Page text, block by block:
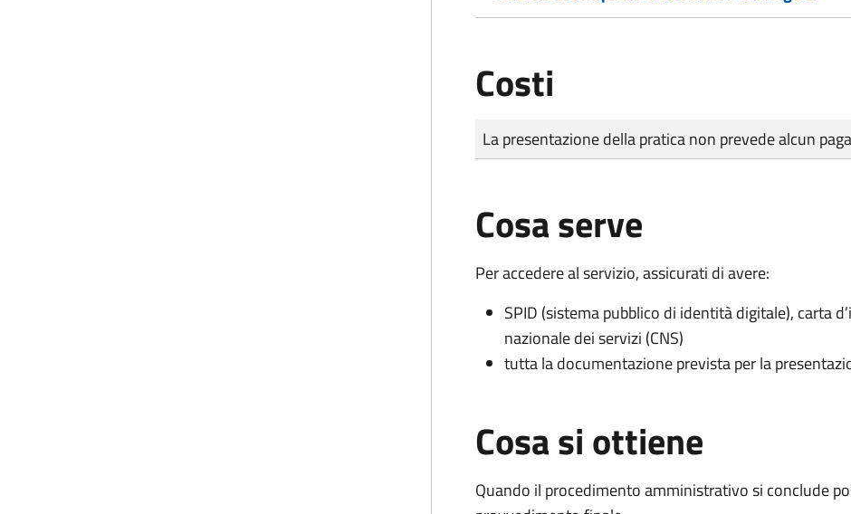
Costi
Tipo di pagamento
Importo
La presentazione della pratica non prevede alcun
Cosa serve
Per accedere al servizio, assicurati di avere:
SPID (sistema pubblico di identità digitale), carta
nazionale dei servizi (CNS)
tutta la documentazione prevista per la
Cosa si ottiene
Quando il procedimento amministrativo si conclude